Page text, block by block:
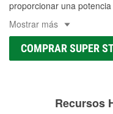
proporcionar una
Mostrar más
COMPRAR SUPER
Recursos